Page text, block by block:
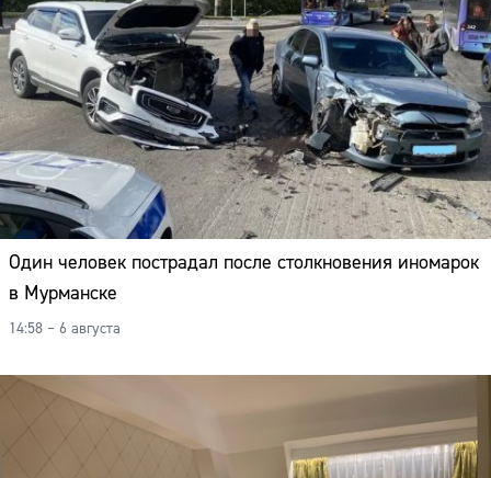
Один человек пострадал после столкновения иномарок
в Мурманске
14:58 – 6 августа